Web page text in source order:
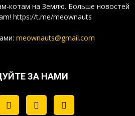
котам на Землю. Больше новостей
https://t.me/meownauts
meownauts@gmail.com
ЗА НАМИ